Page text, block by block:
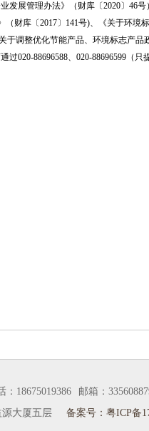
发展管理办法》（财库〔2020〕46
财库〔2017〕141号)、《关于环
于调整优化节能产品、环境标志产品
过020-88696588、020-88696599（
：18675019386
邮箱：
大厦五层
备案号：粤ICP备